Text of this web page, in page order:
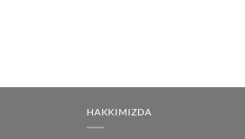
HAKKIMIZDA